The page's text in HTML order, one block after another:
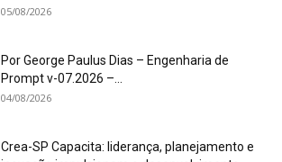
05/08/2026
Por George Paulus Dias – Engenharia de
Prompt v-07.2026 –...
04/08/2026
Crea-SP Capacita: liderança, planejamento e